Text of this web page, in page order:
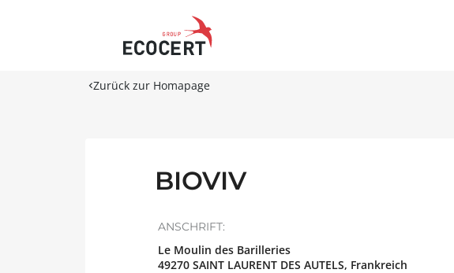
Zurück zur Homapage
BIOVIV
ANSCHRIFT:
Le Moulin des Barilleries
49270 SAINT LAURENT DES AUTELS, Frankreich